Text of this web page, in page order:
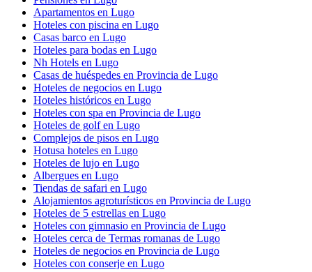
Apartamentos en Lugo
Hoteles con piscina en Lugo
Casas barco en Lugo
Hoteles para bodas en Lugo
Nh Hotels en Lugo
Casas de huéspedes en Provincia de Lugo
Hoteles de negocios en Lugo
Hoteles históricos en Lugo
Hoteles con spa en Provincia de Lugo
Hoteles de golf en Lugo
Complejos de pisos en Lugo
Hotusa hoteles en Lugo
Hoteles de lujo en Lugo
Albergues en Lugo
Tiendas de safari en Lugo
Alojamientos agroturísticos en Provincia de Lugo
Hoteles de 5 estrellas en Lugo
Hoteles con gimnasio en Provincia de Lugo
Hoteles cerca de Termas romanas de Lugo
Hoteles de negocios en Provincia de Lugo
Hoteles con conserje en Lugo